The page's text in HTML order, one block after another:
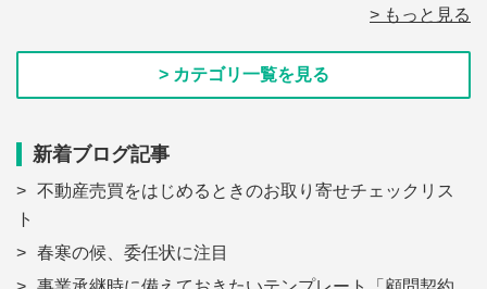
> もっと見る
> カテゴリ一覧を見る
新着ブログ記事
不動産売買をはじめるときのお取り寄せチェックリス
ト
春寒の候、委任状に注目